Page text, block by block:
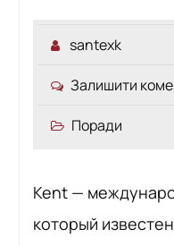
santexk
Залишити
Поради
Kent —
который